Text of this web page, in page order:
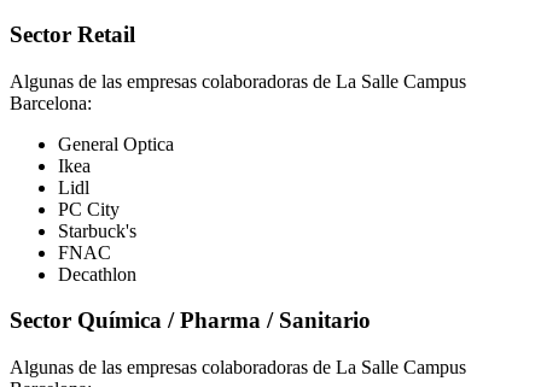
Sector Retail
Algunas de las empresas colaboradoras de La Salle Campus
Barcelona:
General Optica
Ikea
Lidl
PC City
Starbuck's
FNAC
Decathlon
Sector Química / Pharma / Sanitario
Algunas de las empresas colaboradoras de La Salle Campus